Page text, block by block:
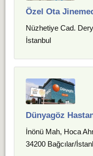
Özel Ota
Nüzhetiye Cad.
İstanbul
Dünyagöz
İnönü Mah, Hoca
34200 Bağcılar/